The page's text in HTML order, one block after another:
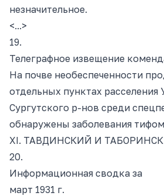
незначительное.
<...>
19.
Телеграфное извещение
На почве необеспеченности
отдельных пунктах расселения
Сургутского р-нов среди
обнаружены заболевания
XI. ТАВДИНСКИЙ И
20.
Информационная сводка за
март 1931 г.